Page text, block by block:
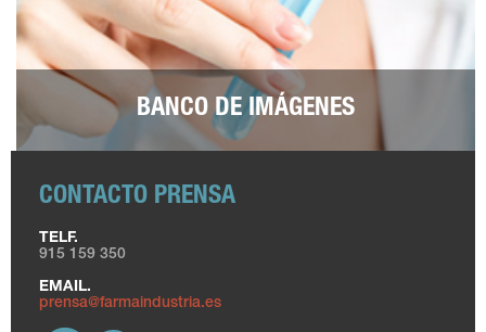
BANCO DE IMÁGENES
CONTACTO PRENSA
TELF.
915 159 350
EMAIL.
prensa@farmaindustria.es